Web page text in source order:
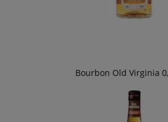
Bourbon Old Virginia